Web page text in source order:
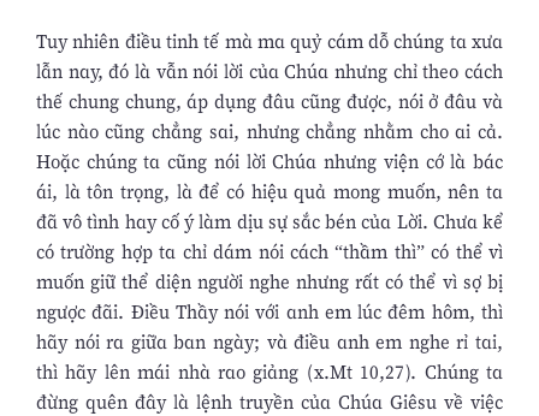
Tuy nhiên điều tinh tế mà ma quỷ cám dỗ chúng ta xưa
lẫn nay, đó là vẫn nói lời của Chúa nhưng chỉ theo cách
thế chung chung, áp dụng đâu cũng được, nói ở đâu và
lúc nào cũng chẳng sai, nhưng chẳng nhằm cho ai cả.
Hoặc chúng ta cũng nói lời Chúa nhưng viện cớ là bác
ái, là tôn trọng, là để có hiệu quả mong muốn, nên ta
đã vô tình hay cố ý làm dịu sự sắc bén của Lời. Chưa kể
có trường hợp ta chỉ dám nói cách “thầm thì” có thể vì
muốn giữ thể diện người nghe nhưng rất có thể vì sợ bị
ngược đãi. Điều Thầy nói với anh em lúc đêm hôm, thì
hãy nói ra giữa ban ngày; và điều anh em nghe rỉ tai,
thì hãy lên mái nhà rao giảng (x.Mt 10,27). Chúng ta
đừng quên đây là lệnh truyền của Chúa Giêsu về việc